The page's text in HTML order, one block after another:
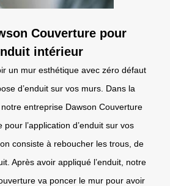
Couverture pour
intérieur
un mur esthétique avec zéro défaut
d’enduit sur vos murs. Dans la
entreprise Dawson Couverture
l’application d’enduit sur vos
consiste à reboucher les trous, de
Après avoir appliqué l’enduit, notre
va poncer le mur pour avoir